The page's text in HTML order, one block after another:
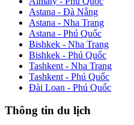
Astana - Đà Nẵng
Astana - Nha Trang
Astana - Phú Quốc
Bishkek - Nha Trang
Bishkek - Phú Quốc
Tashkent - Nha Trang
Tashkent - Phú Quốc
Đài Loan - Phú Quốc
Thông tin du lịch